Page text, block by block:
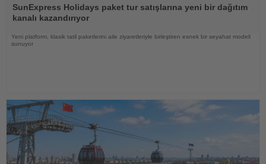
Oku
SunExpress Holidays paket tur satışlarına yeni bir dağıtım
kanalı kazandırıyor
Yeni platform, klasik tatil paketlerini aile ziyaretleriyle birleştiren esnek bir seyahat modeli
sunuyor